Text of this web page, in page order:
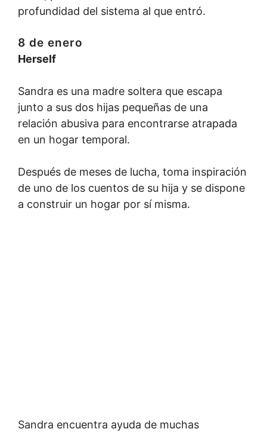
profundidad del sistema al que entró.
8 de enero
Herself
Sandra es una madre soltera que escapa
junto a sus dos hijas pequeñas de una
relación abusiva para encontrarse atrapada
en un hogar temporal.
Después de meses de lucha, toma inspiración
de uno de los cuentos de su hija y se dispone
a construir un hogar por sí misma.
Sandra encuentra ayuda de muchas